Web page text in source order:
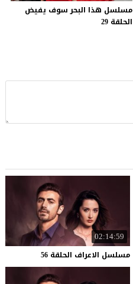
مسلسل هذا البحر سوف يفيض
الحلقة 29
02:14:59
مسلسل الاعراف الحلقة 56